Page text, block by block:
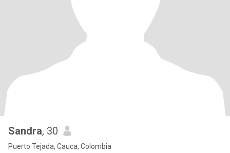
Sandra, 30
Puerto Tejada, Cauca, Colombia